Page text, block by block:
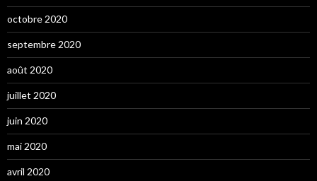
octobre 2020
septembre 2020
août 2020
juillet 2020
juin 2020
mai 2020
avril 2020